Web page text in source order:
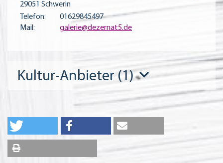
29051 Schwerin
Telefon:
01629845497
Mail:
galerie@dezernat5.de
Kultur-Anbieter (1)